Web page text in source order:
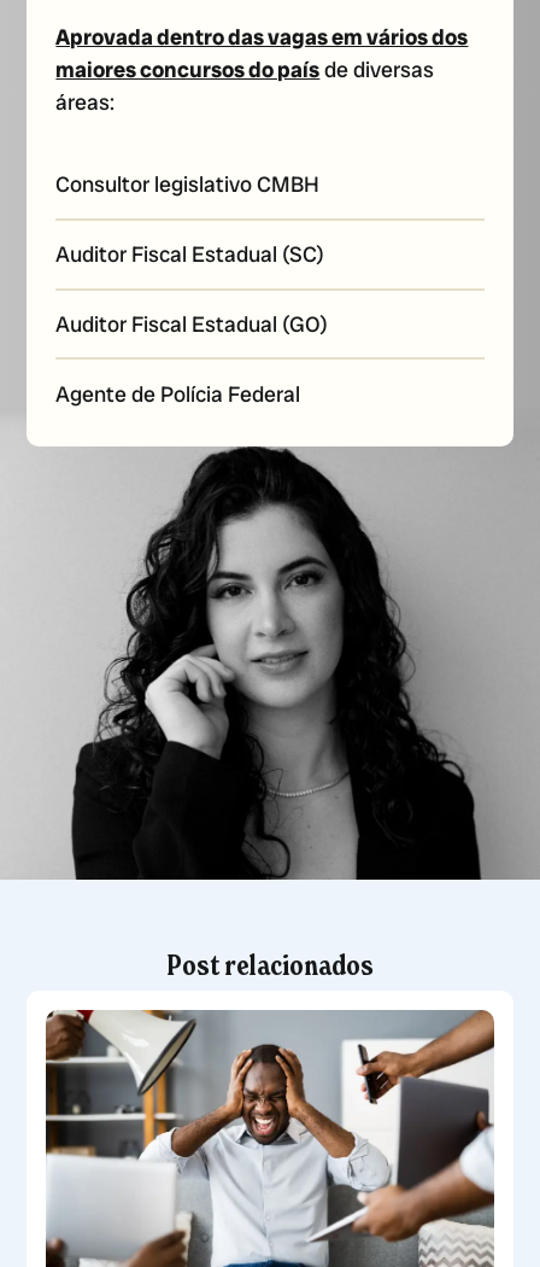
Aprovada dentro das vagas em vários dos
maiores concursos do paísde diversas
áreas:
Consultor legislativo CMBH
Auditor Fiscal Estadual (SC)
Auditor Fiscal Estadual (GO)
Agente de Polícia Federal
Post relacionados